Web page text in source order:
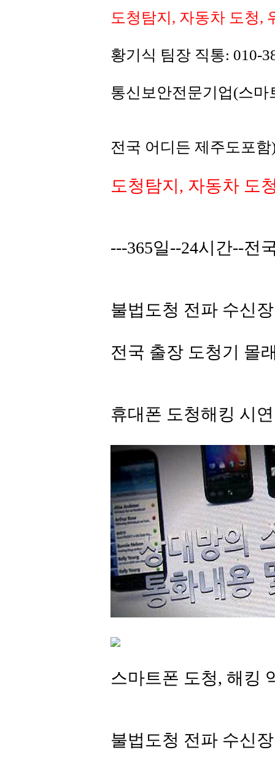
도청탐지, 자동차 도청,
황기식 팀장 직통: 010-
통신보안전문기업(스마
전국 어디든 제주도포
도청탐지, 자동차 도
---365일--24시간--전
불법도청 전파 수신
전국 출장 도청기 몰
휴대폰 도청해킹 시
스마트폰 도청, 해킹
불법도청 전파 수신